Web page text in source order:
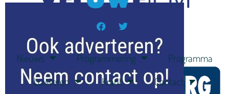
Nieuws Programmering
Programma
Luisteren
Krant Contact